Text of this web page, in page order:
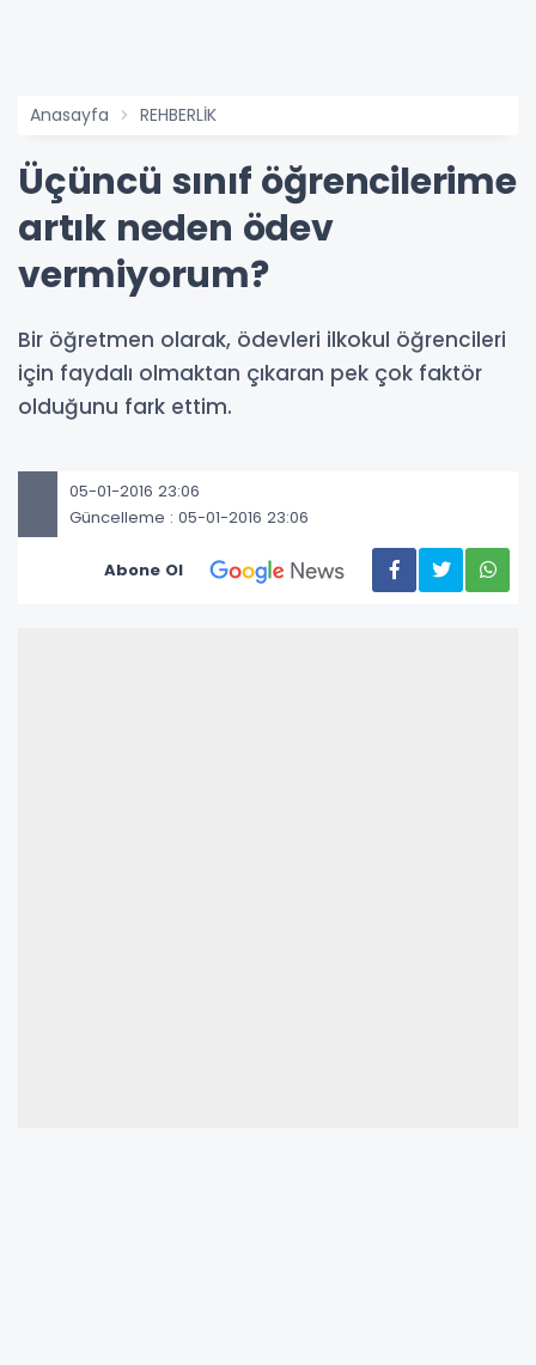
Anasayfa REHBERLİK
Üçüncü sınıf öğrencilerime
artık neden ödev
vermiyorum?
Bir öğretmen olarak, ödevleri ilkokul öğrencileri
için faydalı olmaktan çıkaran pek çok faktör
olduğunu fark ettim.
05-01-2016 23:06
Güncelleme : 05-01-2016 23:06
Abone Ol